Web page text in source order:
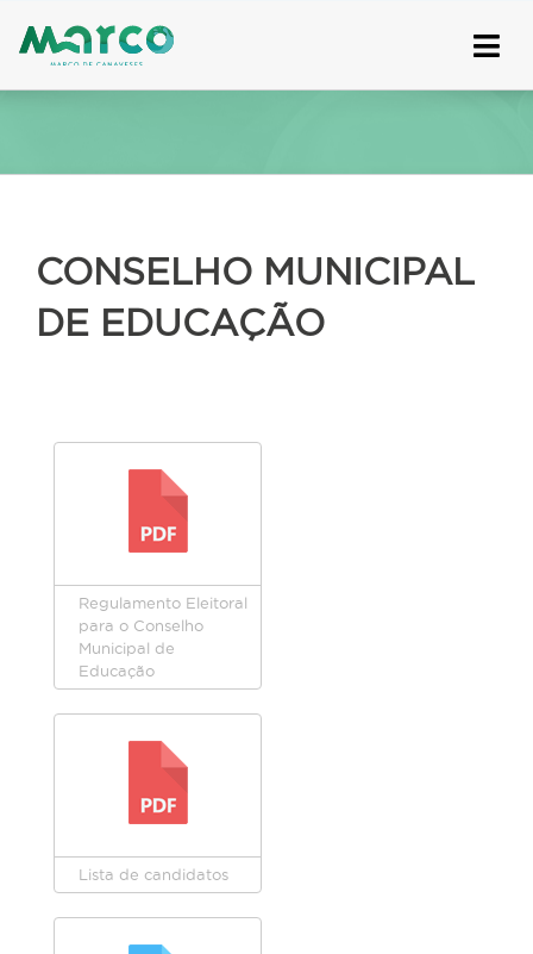
to
CONSELHO MUNICIPAL
DE EDUCAÇÃO
Regulamento Eleitoral
para o Conselho
Municipal de
Educação
Lista de candidatos